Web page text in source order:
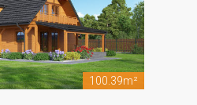
100.39m²